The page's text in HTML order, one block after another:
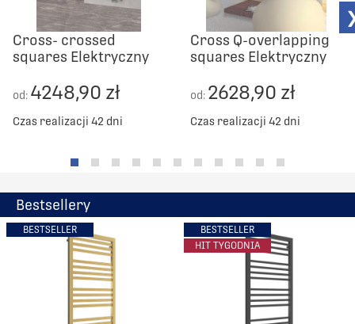
Cross- crossed
squares Elektryczny
od: 4248,90 zł
Czas realizacji 42 dni
Cross Q-overlapping
squares Elektryczny
od: 2628,90 zł
Czas realizacji 42 dni
Bestsellery
BESTSELLER
BESTSELLER
HIT TYGODNIA